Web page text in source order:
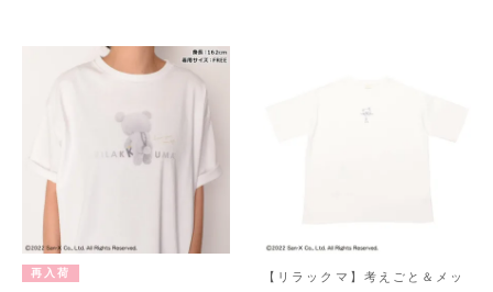
再入荷
【リラックマ】考えごと＆メッ